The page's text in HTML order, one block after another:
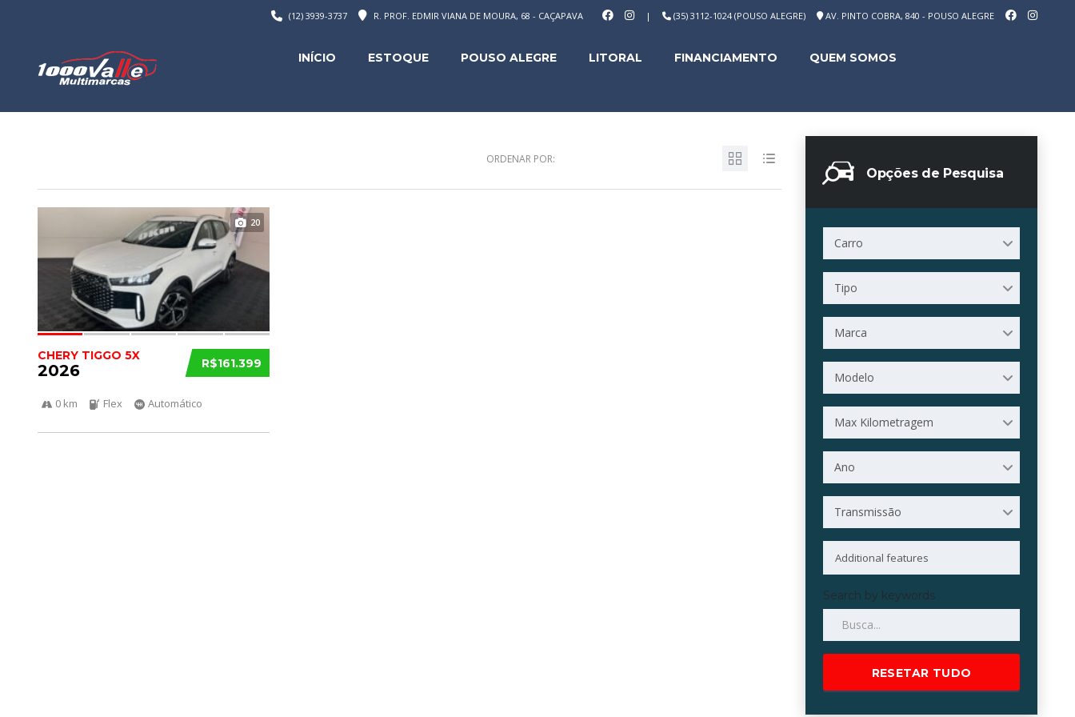
| (35) 3112-1024 (POUSO ALEGRE) AV. PINTO COBRA, 840 - POUSO ALEGRE
R. PROF. EDMIR VIANA DE MOURA, 68 - CAÇAPAVA
(12) 3939-3737
INÍCIO ESTOQUE POUSO ALEGRE LITORAL FINANCIAMENTO QUEM SOMOS
Opções de Pesquisa
Carro
Tipo
Marca
Modelo
Max Kilometragem
Ano
Transmissão
Search by keywords
RESETAR TUDO
ORDENAR POR:
20
R$161.399
CHERY TIGGO 5X
2026
0 km Flex Automático